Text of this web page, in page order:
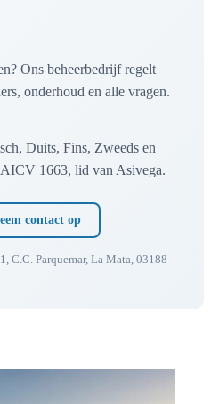
Ons beheerbedrijf regelt
onderhoud en alle vragen.
Duits, Fins, Zweeds en
1663, lid van Asivega.
contact op
C.C. Parquemar, La Mata, 03188